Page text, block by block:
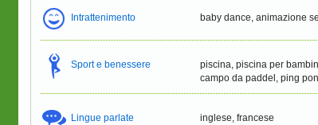
Intrattenimento baby dance, animazione
Sport e benessere
piscina, piscina per
campo da paddel, ping
Lingue parlate inglese, francese